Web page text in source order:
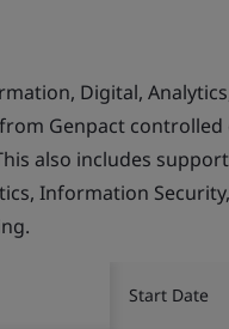
Digital,
Genpact
also includes
Information
Start Date